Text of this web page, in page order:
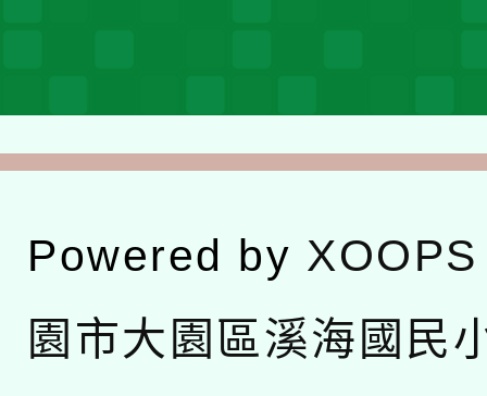
Powered by XOOPS
園市大園區溪海國民